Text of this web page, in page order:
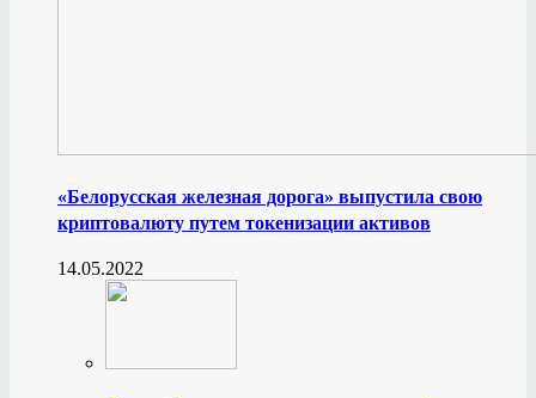
«Белорусская железная дорога» выпустила свою
криптовалюту путем токенизации активов
14.05.2022